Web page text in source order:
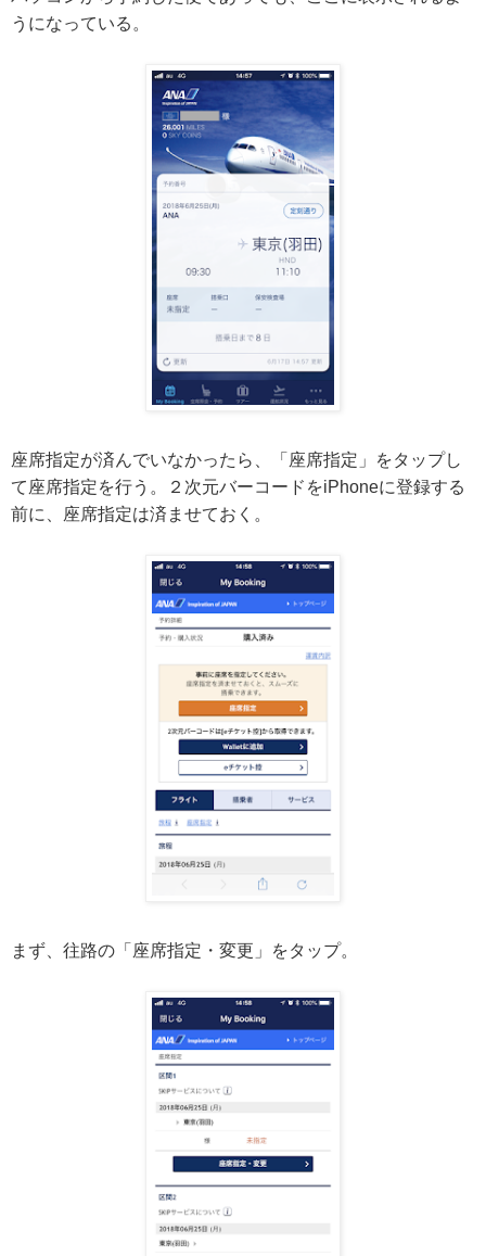
うになっている。
座席指定が済んでいなかったら、「座席指定」をタップし
て座席指定を行う。２次元バーコードをiPhoneに登録する
前に、座席指定は済ませておく。
まず、往路の「座席指定・変更」をタップ。